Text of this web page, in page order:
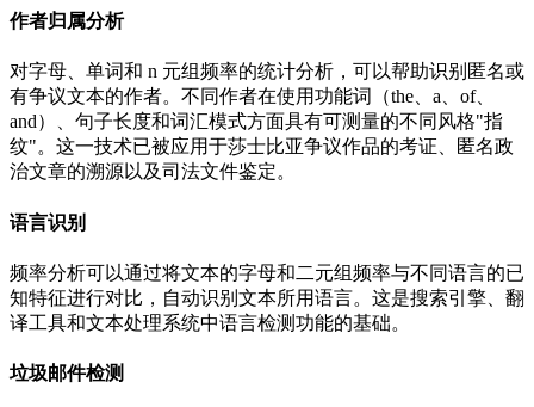
作者归属分析
对字母、单词和 n 元组频率的统计分析，可以帮助识别匿名或
有争议文本的作者。不同作者在使用功能词（the、a、of、
and）、句子长度和词汇模式方面具有可测量的不同风格"指
纹"。这一技术已被应用于莎士比亚争议作品的考证、匿名政
治文章的溯源以及司法文件鉴定。
语言识别
频率分析可以通过将文本的字母和二元组频率与不同语言的已
知特征进行对比，自动识别文本所用语言。这是搜索引擎、翻
译工具和文本处理系统中语言检测功能的基础。
垃圾邮件检测